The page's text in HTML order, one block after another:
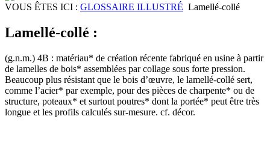
VOUS ÊTES ICI : GLOSSAIRE ILLUSTRÉ Lamellé-collé
Lamellé-collé :
(g.n.m.) 4B : matériau* de création récente fabriqué en usine à partir
de lamelles de bois* assemblées par collage sous forte pression.
Beaucoup plus résistant que le bois d’œuvre, le lamellé-collé sert,
comme l’acier* par exemple, pour des pièces de charpente* ou de
structure, poteaux* et surtout poutres* dont la portée* peut être très
longue et les profils calculés sur-mesure. cf. décor.